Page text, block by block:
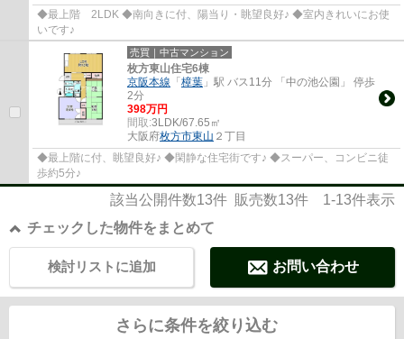
◆最上階 2LDK ◆南向きに付、陽当り・眺望良好♪ ◆室内きれいにお使
いです♪
売買｜中古マンション
枚方東山住宅6棟
京阪本線 「樟葉 」駅 バス11分 「中の池公園」 停歩
2分
398万円
間取:3LDK/67.65㎡
大阪府枚方市東山 ２丁目
◆最上階に付、眺望良好♪ ◆閑静な住宅街です♪ ◆スーパー、コンビニ徒
歩約5分♪
該当公開件数13件 販売数13件 1-13件表示
チェックした物件をまとめて
お問い合わせ
検討リストに追加
さらに条件を絞り込む